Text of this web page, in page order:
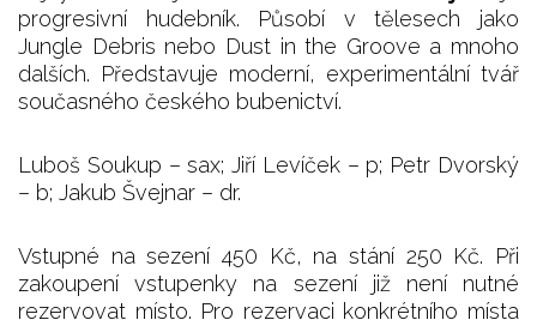
progresivní hudebník. Působí v tělesech jako
Jungle Debris nebo Dust in the Groove a mnoho
dalších. Představuje moderní, experimentální tvář
současného českého bubenictví.
Luboš Soukup – sax; Jiří Levíček – p; Petr Dvorský
– b; Jakub Švejnar – dr.
Vstupné na sezení 450 Kč, na stání 250 Kč. Při
zakoupení vstupenky na sezení již není nutné
rezervovat místo. Pro rezervaci konkrétního místa